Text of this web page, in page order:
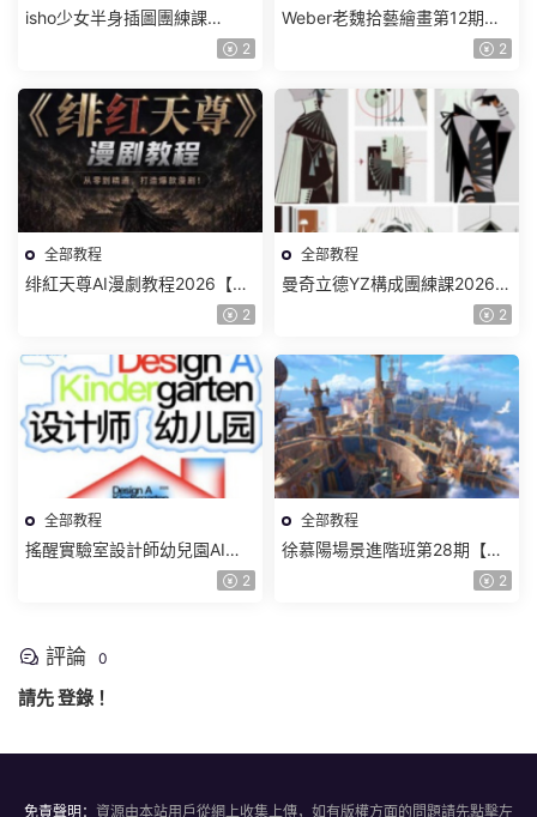
isho少女半身插圖團練課
2026【畫質高清隻有視頻】 2
Weber老魏拾藝繪畫第12期角
色特訓班【畫質不錯隻有視
2
全部教程
绯紅天尊AI漫劇教程2026【畫
2
全部教程
曼奇立德YZ構成團練課2026年
8月已結課【畫質高清有課件】
2
全部教程
搖醒實驗室設計師幼兒園AI軟
件基礎課2025【畫質不錯有素
2
全部教程
徐慕陽場景進階班第28期【畫
2
評論 0
請先登錄 ！
免責聲明： 資源由本站用戶從網上收集上傳，如有版權方面的問題請先點擊左